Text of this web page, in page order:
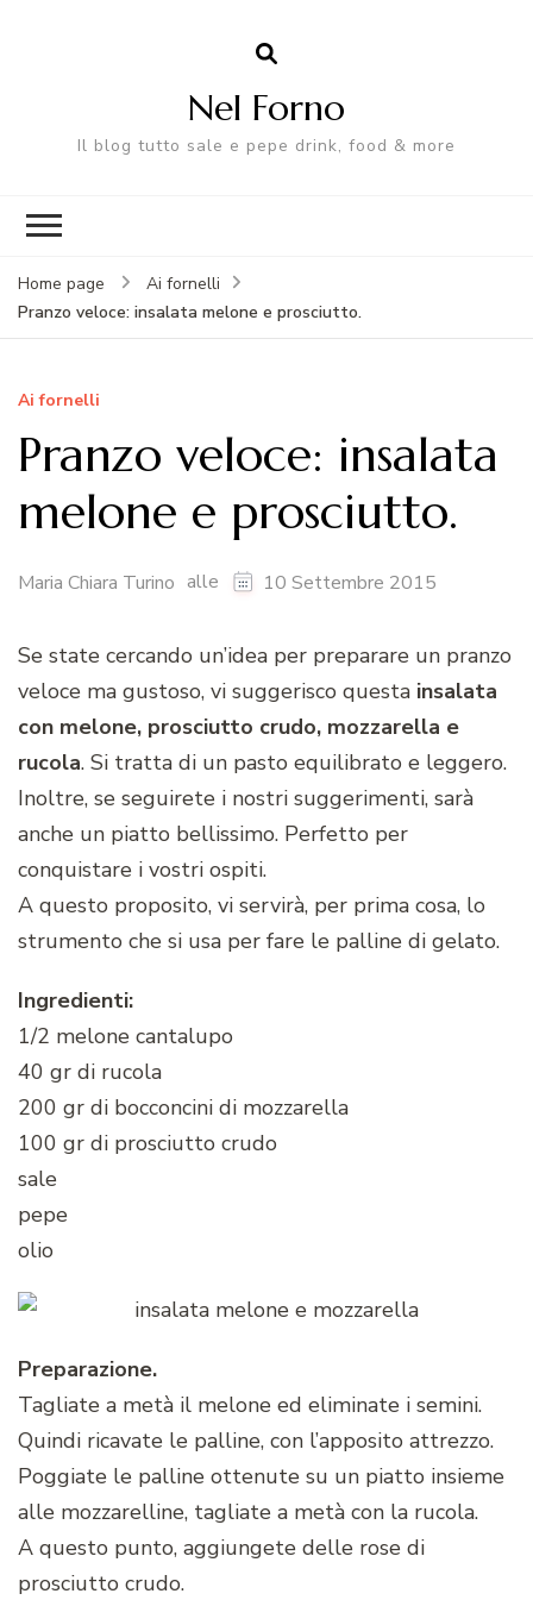
Nel Forno
Il blog tutto sale e pepe drink, food & more
Home page
Ai fornelli
Pranzo veloce: insalata melone e prosciutto.
Ai fornelli
Pranzo veloce: insalata
melone e prosciutto.
Maria Chiara Turino alle 10 Settembre 2015
Se state cercando un’idea per preparare un pranzo
veloce ma gustoso, vi suggerisco questa insalata
con melone, prosciutto crudo, mozzarella e
rucola. Si tratta di un pasto equilibrato e leggero.
Inoltre, se seguirete i nostri suggerimenti, sarà
anche un piatto bellissimo. Perfetto per
conquistare i vostri ospiti.
A questo proposito, vi servirà, per prima cosa, lo
strumento che si usa per fare le palline di gelato.
Ingredienti:
1/2 melone cantalupo
40 gr di rucola
200 gr di bocconcini di mozzarella
100 gr di prosciutto crudo
sale
pepe
olio
Preparazione.
Tagliate a metà il melone ed eliminate i semini.
Quindi ricavate le palline, con l’apposito attrezzo.
Poggiate le palline ottenute su un piatto insieme
alle mozzarelline, tagliate a metà con la rucola.
A questo punto, aggiungete delle rose di
prosciutto crudo.